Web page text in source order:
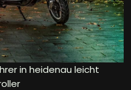
in heidenau leicht